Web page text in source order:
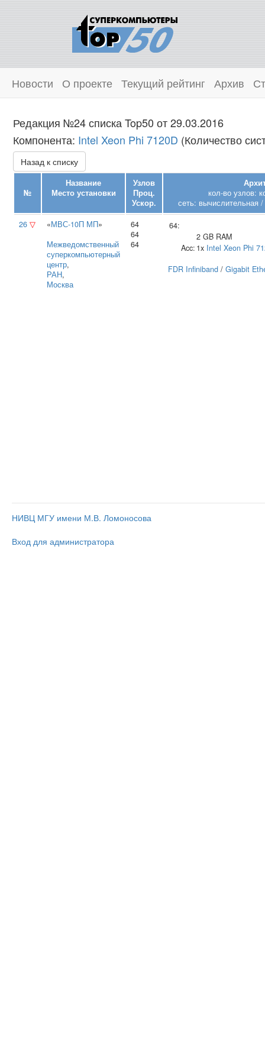
Новости О проекте Текущий рейтинг Архив
Редакция №24 списка Top50 от 29.03.2016
Компонента: Intel Xeon Phi 7120D (Количество
Назад к списку
№
Название
Место установки
Узлов
Проц.
Ускор.
кол-во узлов:
сеть: вычислительная
26 ▽ «МВС-10П МП»
Межведомственный
суперкомпьютерный
центр,
РАН,
Москва
64
64
64
64:
2 GB RAM
Acc: 1x Intel Xeon Phi
FDR Infiniband / Gigabit
НИВЦ МГУ имени М.В. Ломоносова
Вход для администратора